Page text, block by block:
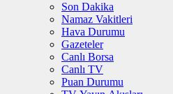
Son Dakika
Namaz Vakitleri
Hava Durumu
Gazeteler
Canlı Borsa
Canlı TV
Puan Durumu